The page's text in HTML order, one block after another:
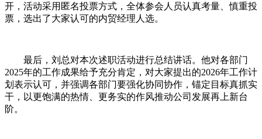
开，活动采用匿名投票方式，全体参会人员认真考量、慎重投
票，选出了大家认可的内贸经理人选。
最后，刘总对本次述职活动进行总结讲话。他对各部门
2025年的工作成果给予充分肯定，对大家提出的2026年工作计
划表示认可，并强调各部门要强化协同协作，锚定目标真抓实
干，以更饱满的热情、更务实的作风推动公司发展再上新台
阶。